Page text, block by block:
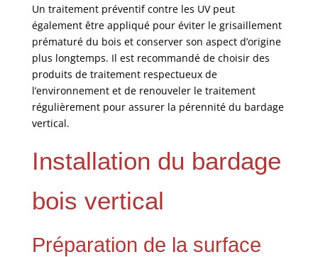
Un traitement préventif contre les UV peut
également être appliqué pour éviter le grisaillement
prématuré du bois et conserver son aspect d’origine
plus longtemps. Il est recommandé de choisir des
produits de traitement respectueux de
l’environnement et de renouveler le traitement
régulièrement pour assurer la pérennité du bardage
vertical.
Installation du bardage
bois vertical
Préparation de la surface